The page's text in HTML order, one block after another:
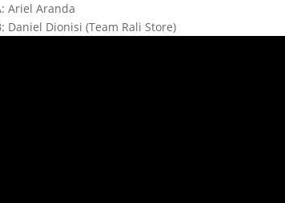
Ariel Aranda
Daniel Dionisi (Team Rali Store)